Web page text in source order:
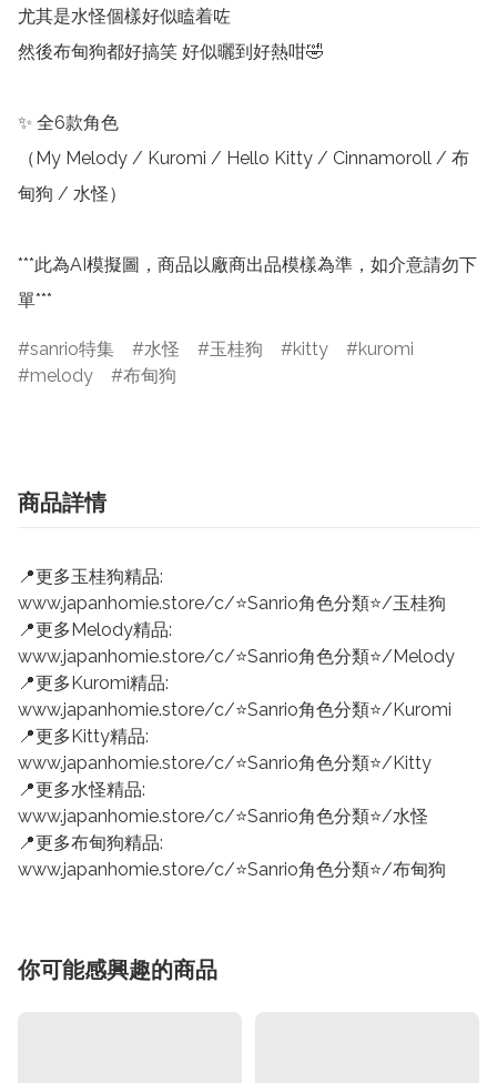
尤其是水怪個樣好似瞌着咗
然後布甸狗都好搞笑 好似曬到好熱咁🤣
✨ 全6款角色
（My Melody / Kuromi / Hello Kitty / Cinnamoroll / 布
甸狗 / 水怪）
***此為AI模擬圖，商品以廠商出品模樣為準，如介意請勿下
單***
sanrio特集 水怪 玉桂狗 kitty
kuromi
melody
布甸狗
商品詳情
📍更多玉桂狗精品:
www.japanhomie.store/c/⭐Sanrio角色分類⭐/玉桂狗
📍更多Melody精品:
www.japanhomie.store/c/⭐Sanrio角色分類⭐/Melody
📍更多Kuromi精品:
www.japanhomie.store/c/⭐Sanrio角色分類⭐/Kuromi
📍更多Kitty精品:
www.japanhomie.store/c/⭐Sanrio角色分類⭐/Kitty
📍更多水怪精品:
www.japanhomie.store/c/⭐Sanrio角色分類⭐/水怪
📍更多布甸狗精品:
www.japanhomie.store/c/⭐Sanrio角色分類⭐/布甸狗
你可能感興趣的商品